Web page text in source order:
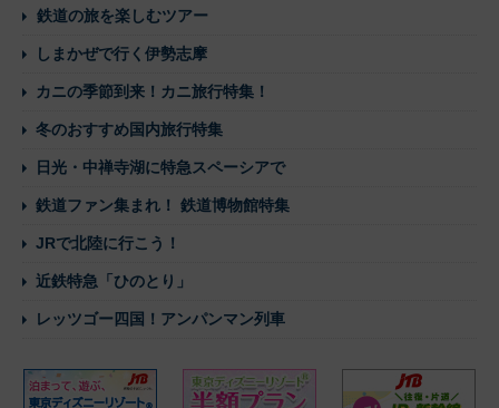
鉄道の旅を楽しむツアー
しまかぜで行く伊勢志摩
カニの季節到来！カニ旅行特集！
冬のおすすめ国内旅行特集
日光・中禅寺湖に特急スペーシアで
鉄道ファン集まれ！ 鉄道博物館特集
JRで北陸に行こう！
近鉄特急「ひのとり」
レッツゴー四国！アンパンマン列車